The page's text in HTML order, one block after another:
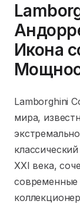
Икона
Lamborghini
мира,
XXI века,
современные